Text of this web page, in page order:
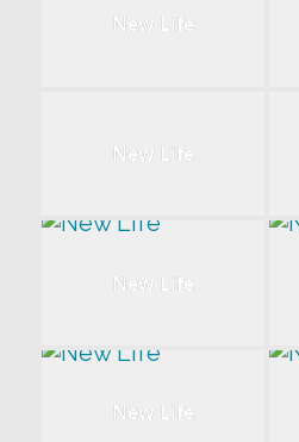
New Life
New Life
New Life
New Life